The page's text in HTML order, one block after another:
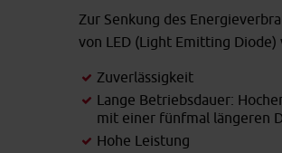
Zur Senkung des
von LED (Light Emitting Diode)
Zuverlässigkeit
Lange Betriebsdauer:
mit einer fünfmal längeren
Hohe Leistung